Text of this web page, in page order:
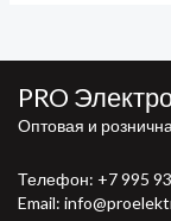
PRO
Оптовая и
Телефон: +7 995
Email: